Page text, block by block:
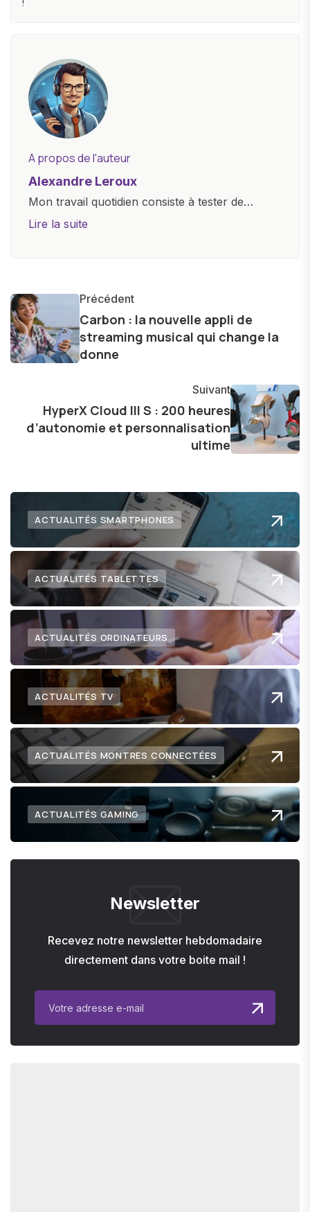
!
A propos de l'auteur
Alexandre Leroux
Mon travail quotidien consiste à tester de
nouveaux appareils, à rédiger des critiques
informations précises et pertinentes pour aider
les consommateurs à comprendre et à naviguer
dans le paysage technologique en constante
évolution.
Lire la suite
Précédent
Carbon : la nouvelle appli de
streaming musical qui change la
donne
Suivant
HyperX Cloud III S : 200 heures
d’autonomie et personnalisation
ultime
ACTUALITÉS SMARTPHONES
ACTUALITÉS TABLETTES
ACTUALITÉS ORDINATEURS
ACTUALITÉS TV
ACTUALITÉS MONTRES CONNECTÉES
ACTUALITÉS GAMING
Newsletter
Recevez notre newsletter hebdomadaire
directement dans votre boite mail !